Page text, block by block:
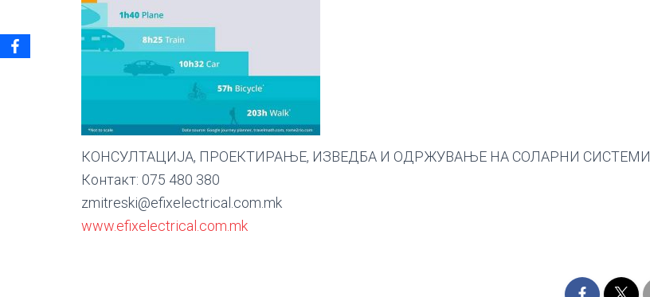
КОНСУЛТАЦИЈА, ПРОЕКТИРАЊЕ, ИЗВЕДБА И ОДРЖУВАЊЕ НА СОЛАРНИ СИСТЕМИ
Контакт: 075 480 380
zmitreski@efixelectrical.com.mk
www.efixelectrical.com.mk